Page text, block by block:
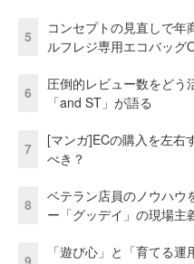
5
コンセプトの見直しで
ルフレジ専用エコバッグ
6
圧倒的レビュー数をどう
「and ST」が語る
7
[マンガ]ECの購入を左右
べき？
8
ベテラン店員のノウハウ
ー「グッデイ」の現場主
「遊び心」と「育てる